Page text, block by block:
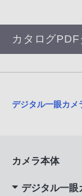
カタログ
デジタル一眼カメ
カメラ本体
デジタル一眼